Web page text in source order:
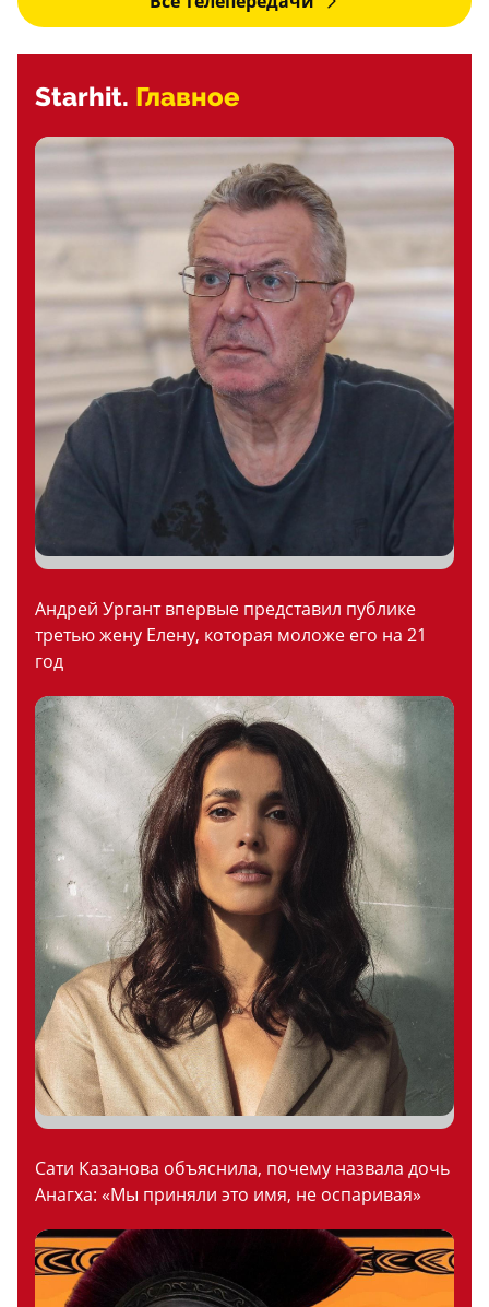
Starhit. Главное
Андрей Ургант впервые представил публике
третью жену Елену, которая моложе его на 21
год
Сати Казанова объяснила, почему назвала дочь
Анагха: «Мы приняли это имя, не оспаривая»